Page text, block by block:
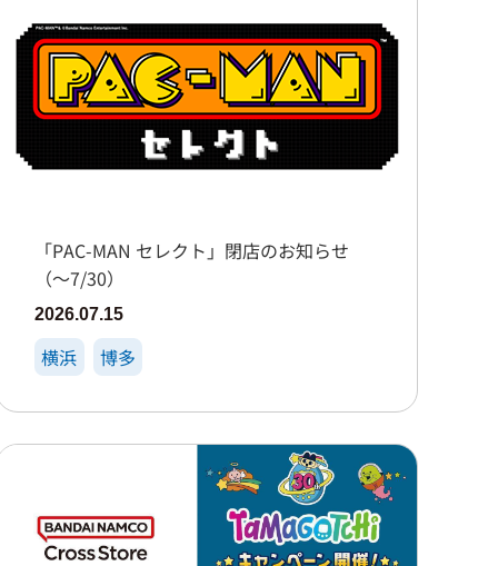
「PAC-MAN セレクト」閉店のお知らせ
（～7/30）
2026.07.15
横浜 博多